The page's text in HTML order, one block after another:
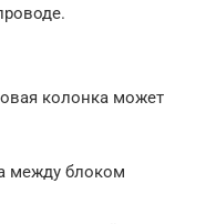
колонка может
между блоком